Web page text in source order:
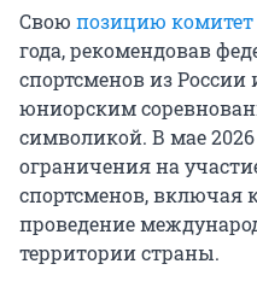
Свою позицию
года, рекомендовав
спортсменов из России
юниорским
символикой. В мае
ограничения на
спортсменов, включая
проведение
территории страны.